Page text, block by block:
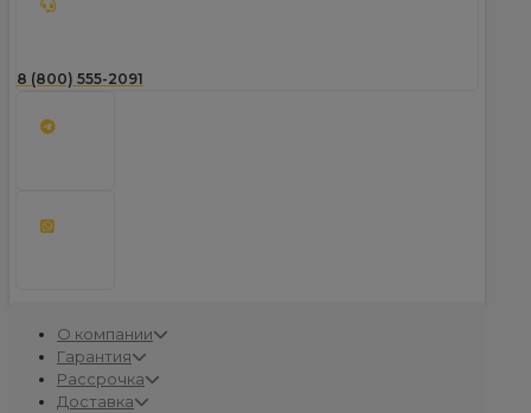
8 (800) 555-2091
О компании
Гарантия
Рассрочка
Доставка